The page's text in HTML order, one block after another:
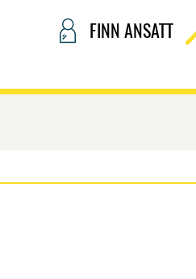
FINN ANSATT